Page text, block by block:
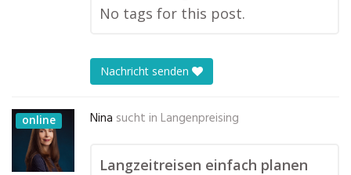
No tags for this post.
Nachricht senden
online Nina sucht in Langenpreising
Langzeitreisen einfach planen